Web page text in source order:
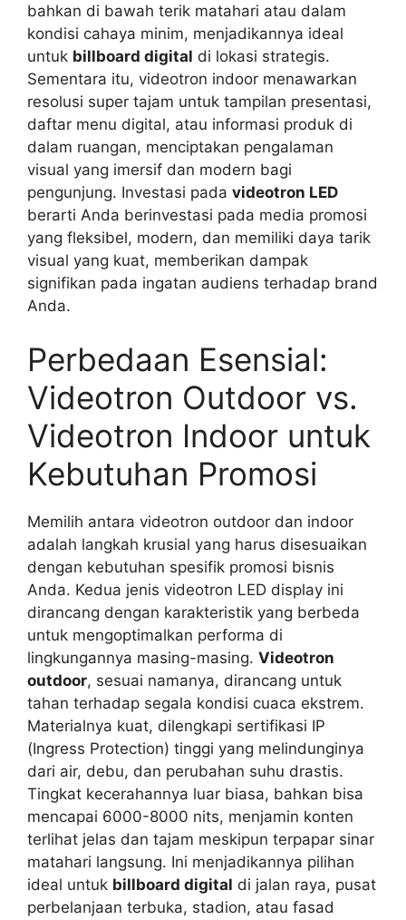
bahkan di bawah terik matahari atau dalam
kondisi cahaya minim, menjadikannya ideal
untuk billboard digital di lokasi strategis.
Sementara itu, videotron indoor menawarkan
resolusi super tajam untuk tampilan presentasi,
daftar menu digital, atau informasi produk di
dalam ruangan, menciptakan pengalaman
visual yang imersif dan modern bagi
pengunjung. Investasi pada videotron LED
berarti Anda berinvestasi pada media promosi
yang fleksibel, modern, dan memiliki daya tarik
visual yang kuat, memberikan dampak
signifikan pada ingatan audiens terhadap brand
Anda.
Perbedaan Esensial:
Videotron Outdoor vs.
Videotron Indoor untuk
Kebutuhan Promosi
Memilih antara videotron outdoor dan indoor
adalah langkah krusial yang harus disesuaikan
dengan kebutuhan spesifik promosi bisnis
Anda. Kedua jenis videotron LED display ini
dirancang dengan karakteristik yang berbeda
untuk mengoptimalkan performa di
lingkungannya masing-masing. Videotron
outdoor, sesuai namanya, dirancang untuk
tahan terhadap segala kondisi cuaca ekstrem.
Materialnya kuat, dilengkapi sertifikasi IP
(Ingress Protection) tinggi yang melindunginya
dari air, debu, dan perubahan suhu drastis.
Tingkat kecerahannya luar biasa, bahkan bisa
mencapai 6000-8000 nits, menjamin konten
terlihat jelas dan tajam meskipun terpapar sinar
matahari langsung. Ini menjadikannya pilihan
ideal untuk billboard digital di jalan raya, pusat
perbelanjaan terbuka, stadion, atau fasad